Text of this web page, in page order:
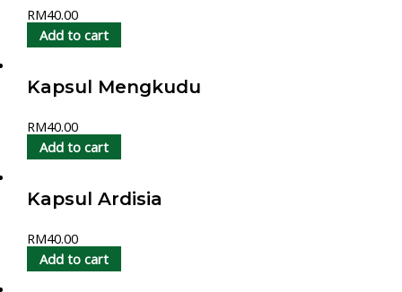
RM40.00
Add to cart
Kapsul Mengkudu
RM40.00
Add to cart
Kapsul Ardisia
RM40.00
Add to cart